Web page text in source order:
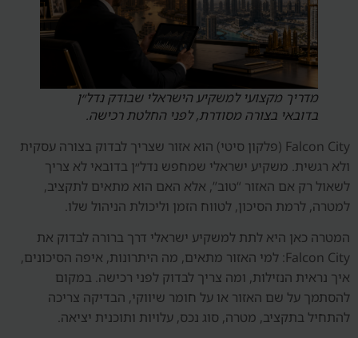
מדריך מקצועי למשקיע הישראלי שבודק נדל״ן
בדובאי בצורה מסודרת, לפני החלטת רכישה.
Falcon City (פלקון סיטי) הוא אזור שצריך לבדוק בצורה עסקית
ולא רגשית. משקיע ישראלי שמחפש נדל״ן בדובאי לא צריך
לשאול רק אם האזור “טוב”, אלא האם הוא מתאים לתקציב,
למטרה, לרמת הסיכון, לטווח הזמן וליכולת הניהול שלו.
המטרה כאן היא לתת למשקיע ישראלי דרך ברורה לבדוק את
Falcon City: למי האזור מתאים, מה היתרונות, איפה הסיכונים,
איך נראית הנזילות, ומה צריך לבדוק לפני רכישה. במקום
להסתמך על שם האזור או על חומר שיווקי, הבדיקה צריכה
להתחיל בתקציב, מטרה, סוג נכס, עלויות ותוכנית יציאה.